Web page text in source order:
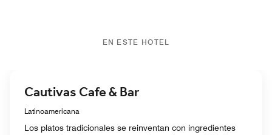
EN ESTE HOTEL
Cautivas Cafe & Bar
Latinoamericana
Los platos tradicionales se reinventan con ingredientes